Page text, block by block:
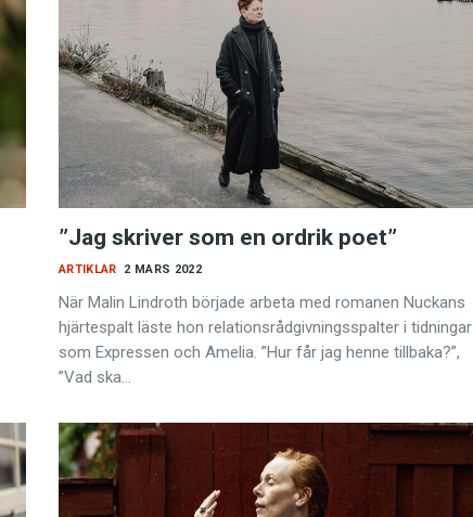
”Jag skriver som en ordrik poet”
2 MARS 2022
ARTIKLAR
När Malin Lindroth började arbeta med romanen Nuckans
hjärtespalt läste hon relationsrådgivningsspalter i tidningar
som Expressen och Amelia. ”Hur får jag henne tillbaka?”,
”Vad ska…